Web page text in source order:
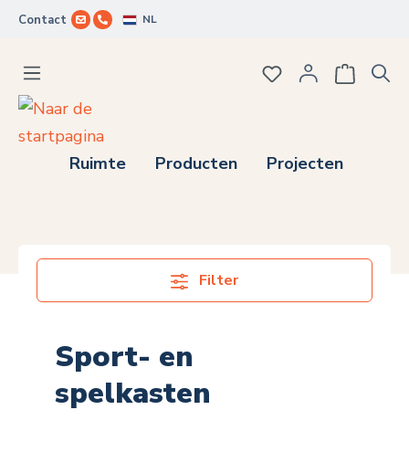
Ga naar de hoofdinhoud
Contact NL
Ruimte Producten Projecten
Je hebt 0 items
Filter
Sport- en
spelkasten